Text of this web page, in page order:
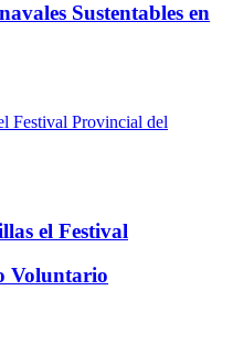
Sustentables en
el Festival
Voluntario